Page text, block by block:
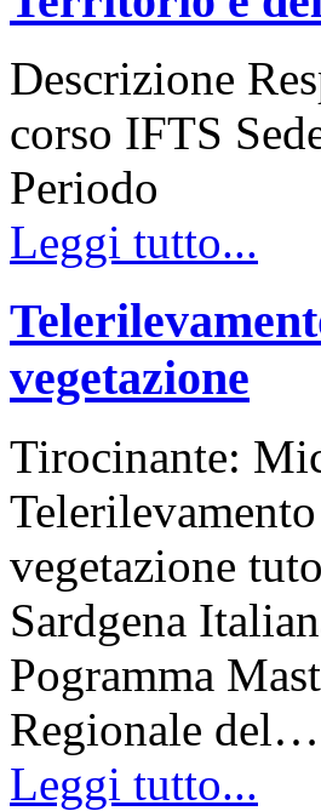
Descrizione
corso IFTS
Periodo
Leggi tutto...
vegetazione
Tirocinante:
vegetazione
Sardgena
Pogramma
Regionale del…
Leggi tutto...